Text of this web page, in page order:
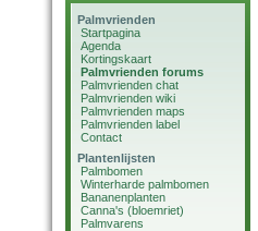
Palmvrienden
Startpagina
Agenda
Kortingskaart
Palmvrienden forums
Palmvrienden chat
Palmvrienden wiki
Palmvrienden maps
Palmvrienden label
Contact
Plantenlijsten
Palmbomen
Winterharde palmbomen
Bananenplanten
Canna's (bloemriet)
Palmvarens